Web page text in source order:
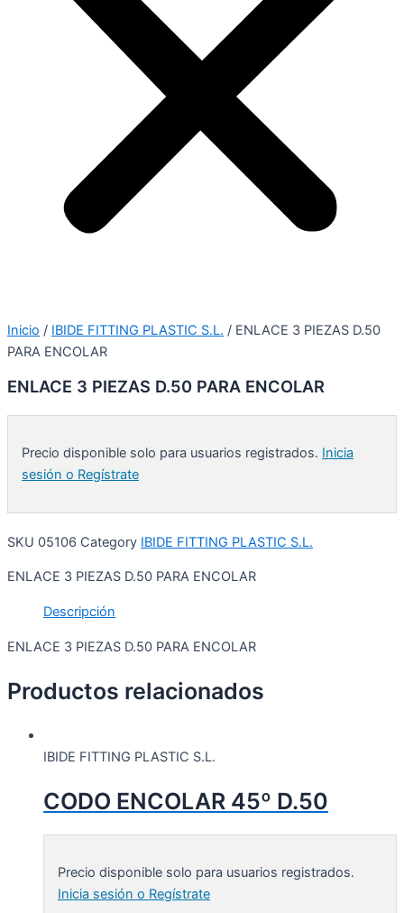
Inicio / IBIDE FITTING PLASTIC S.L. / ENLACE 3 PIEZAS D.50
PARA ENCOLAR
ENLACE 3 PIEZAS D.50 PARA ENCOLAR
Precio disponible solo para usuarios registrados. Inicia
sesión o Regístrate
SKU 05106 Category IBIDE FITTING PLASTIC S.L.
ENLACE 3 PIEZAS D.50 PARA ENCOLAR
Descripción
ENLACE 3 PIEZAS D.50 PARA ENCOLAR
Productos relacionados
IBIDE FITTING PLASTIC S.L.
CODO ENCOLAR 45º D.50
Precio disponible solo para usuarios registrados.
Inicia sesión o Regístrate